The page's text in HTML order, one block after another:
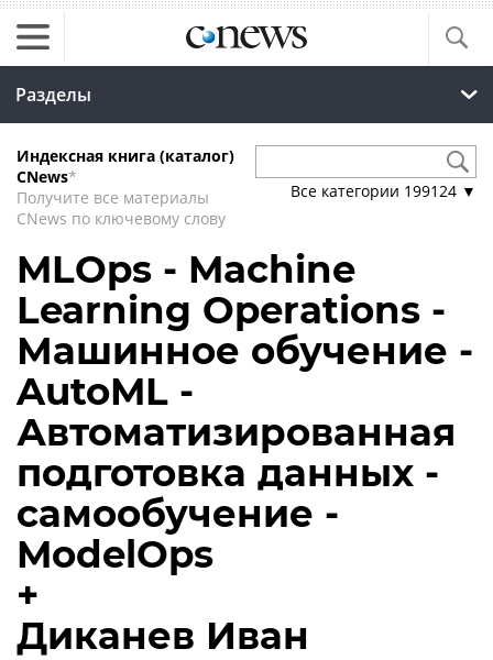
Разделы
Индексная книга (каталог)
CNews*
Получите все материалы
CNews по ключевому слову
Все категории 199124 ▼
MLOps - Machine
Learning Operations -
Машинное обучение -
AutoML -
Автоматизированная
подготовка данных -
самообучение -
ModelOps
+
Диканев Иван